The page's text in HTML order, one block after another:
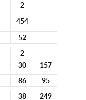
2
454
52
2
30
157
86
95
38 249